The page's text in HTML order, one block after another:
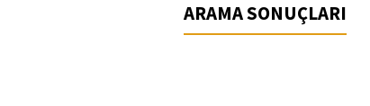
ARAMA SONUÇLARI